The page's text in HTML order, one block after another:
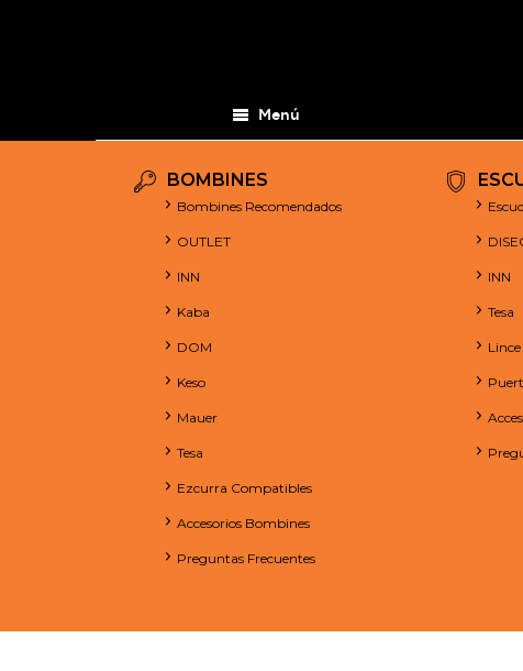
Menú
BOMBINES
Bombines Recomendados
OUTLET
INN
Kaba
DOM
Keso
Mauer
Tesa
Ezcurra Compatibles
Accesorios Bombines
Preguntas Frecuentes
INN
Tesa
Lince